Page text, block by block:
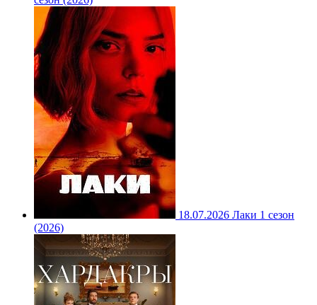
18.07.2026 Лаки 1 сезон
(2026)